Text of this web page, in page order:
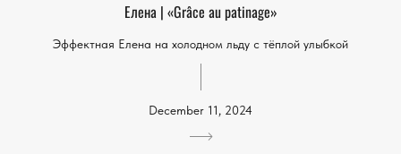
Елена | «Grâce au patinage»
Эффектная Елена на холодном льду с тёплой улыбкой
December 11, 2024